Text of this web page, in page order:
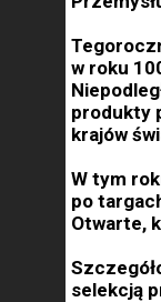
w roku
produkty
krajów
W tym
po
Otwarte,
selekcją